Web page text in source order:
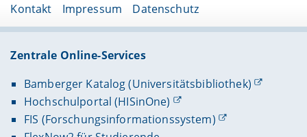
Kontakt Impressum Datenschutz
Zentrale Online-Services
Bamberger Katalog (Universitätsbibliothek)
Hochschulportal (HISinOne)
FIS (Forschungsinformationssystem)